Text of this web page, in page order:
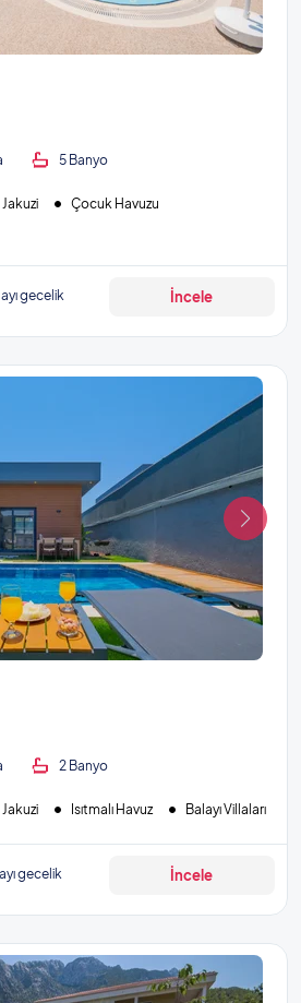
5 Banyo
Jakuzi
Çocuk Havuzu
gecelik İncele
2 Banyo
Jakuzi Isıtmalı Havuz Balayı Villaları
gecelik İncele